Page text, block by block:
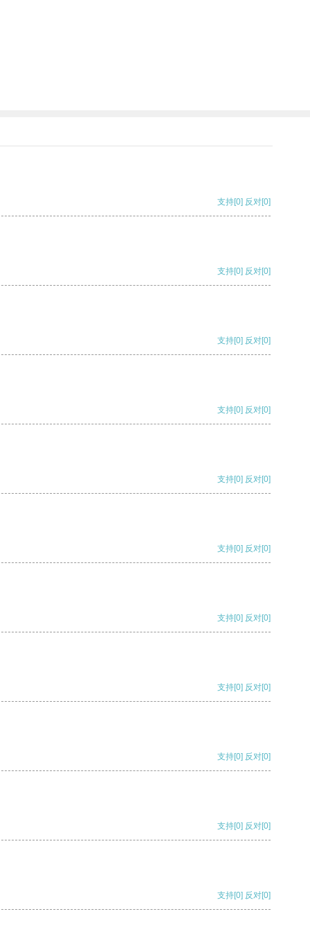
支持[0] 反对[0]
支持[0] 反对[0]
支持[0] 反对[0]
支持[0] 反对[0]
支持[0] 反对[0]
支持[0] 反对[0]
支持[0] 反对[0]
支持[0] 反对[0]
支持[0] 反对[0]
支持[0] 反对[0]
支持[0] 反对[0]